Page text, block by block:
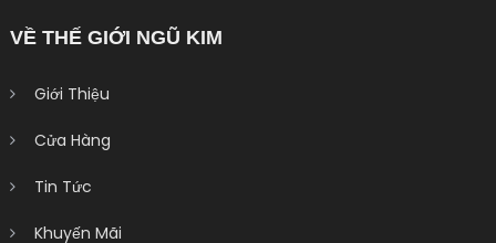
VỀ THẾ GIỚI NGŨ KIM
Giới Thiệu
Cửa Hàng
Tin Tức
Khuyến Mãi